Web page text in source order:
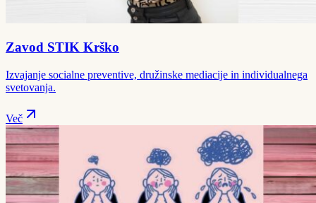
Zavod STIK Krško
Izvajanje socialne preventive, družinske mediacije in individualnega
svetovanja.
Več